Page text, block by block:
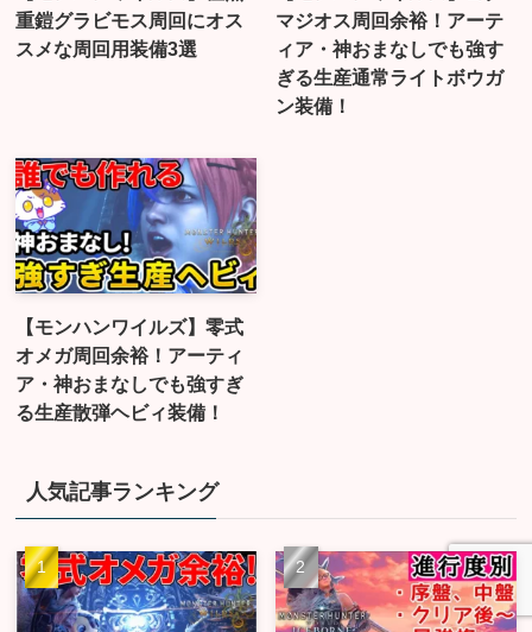
重鎧グラビモス周回にオス
スメな周回用装備3選
マジオス周回余裕！アーテ
ィア・神おまなしでも強す
ぎる生産通常ライトボウガ
ン装備！
【モンハンワイルズ】零式
オメガ周回余裕！アーティ
ア・神おまなしでも強すぎ
る生産散弾ヘビィ装備！
人気記事ランキング